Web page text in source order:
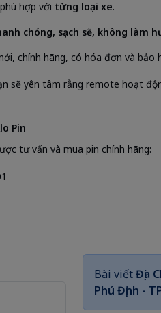
hợp với từng loại xe.
chóng, sạch sẽ, không làm
chính hãng, có hóa đơn và bảo
sẽ yên tâm rằng remote hoạt
Pin
tư vấn và mua pin chính hãng:
Bài viếtĐịa
Phú Định -